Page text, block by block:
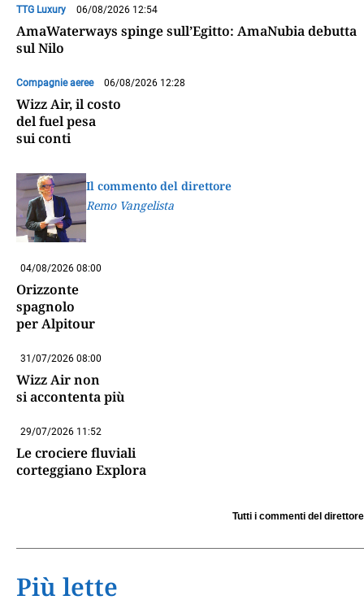
TTG Luxury 06/08/2026 12:54
AmaWaterways spinge sull’Egitto: AmaNubia debutta
sul Nilo
Compagnie aeree 06/08/2026 12:28
Wizz Air, il costo
del fuel pesa
sui conti
Il commento del direttore
Remo Vangelista
04/08/2026 08:00
Orizzonte
spagnolo
per Alpitour
31/07/2026 08:00
Wizz Air non
si accontenta più
29/07/2026 11:52
Le crociere fluviali
corteggiano Explora
Tutti i commenti del direttore
Più lette